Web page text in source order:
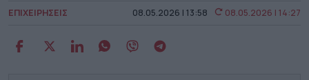
ΕΠΙΧΕΙΡΗΣΕΙΣ 08.05.2026 | 13:58 08.05.2026 | 14:27